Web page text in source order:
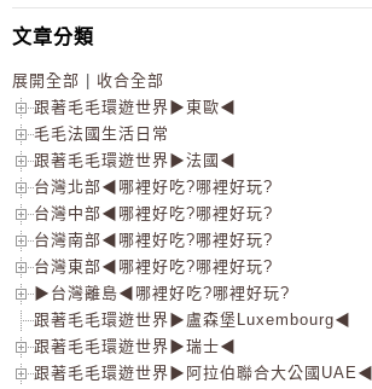
文章分類
展開全部
收合全部
跟著毛毛環遊世界▶東歐◀
毛毛法國生活日常
跟著毛毛環遊世界▶法國◀
台灣北部◀哪裡好吃?哪裡好玩?
台灣中部◀哪裡好吃?哪裡好玩?
台灣南部◀哪裡好吃?哪裡好玩?
台灣東部◀哪裡好吃?哪裡好玩?
▶台灣離島◀哪裡好吃?哪裡好玩?
跟著毛毛環遊世界▶盧森堡Luxembourg◀
跟著毛毛環遊世界▶瑞士◀
跟著毛毛環遊世界▶阿拉伯聯合大公國UAE◀